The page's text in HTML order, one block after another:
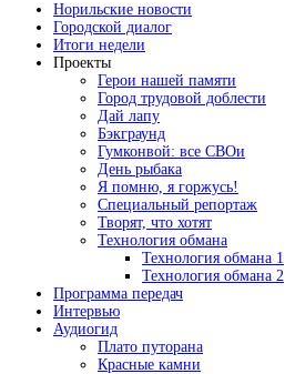
Норильские новости
Городской диалог
Итоги недели
Проекты
Герои нашей памяти
Город трудовой доблести
Дай лапу
Бэкграунд
Гумконвой: все СВОи
День рыбака
Я помню, я горжусь!
Специальный репортаж
Творят, что хотят
Технология обмана
Технология обмана 1
Технология обмана 2
Программа передач
Интервью
Аудиогид
Плато путорана
Красные камни